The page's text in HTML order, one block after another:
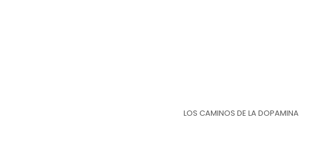
LOS CAMINOS DE LA DOPAMINA